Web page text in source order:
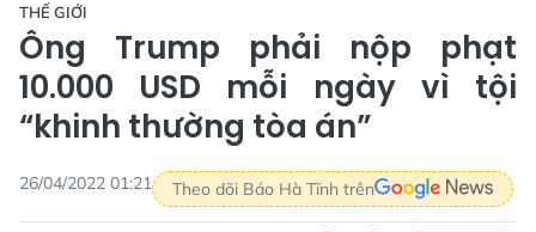
THẾ GIỚI
Ông Trump phải nộp phạt
10.000 USD mỗi ngày vì tội
“khinh thường tòa án”
26/04/2022 01:21 Theo dõi Báo Hà Tĩnh trên